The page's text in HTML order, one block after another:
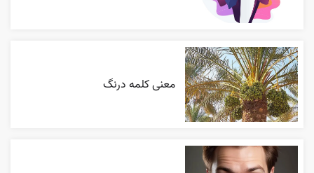
معنی کلمه درنگ